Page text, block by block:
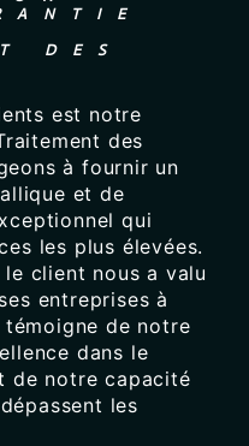
DES
est notre
des
à fournir un
et de
qui
les plus élevées.
client nous a valu
entreprises à
de notre
dans le
de notre capacité
les